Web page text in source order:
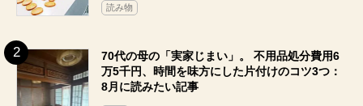
読み物
70代の母の「実家じまい」。 不用品処分費用6
万5千円、時間を味方にした片付けのコツ3つ：
8月に読みたい記事